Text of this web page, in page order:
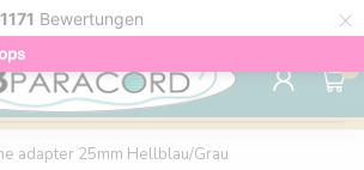
1171 Bewertungen ×
nach Hause ab 150 €
0
adapter 25mm Hellblau/Grau